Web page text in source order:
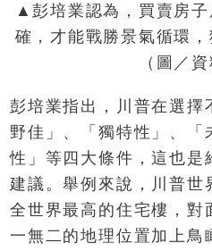
▲彭培業認為，買賣房
確，才能戰勝景氣循環，
（圖／資
彭培業指出，川普在選擇
野佳」、「獨特性」、「
性」等四大條件，這也是
建議。舉例來說，川普世
全世界最高的住宅樓，對
一無二的地理位置加上鳥